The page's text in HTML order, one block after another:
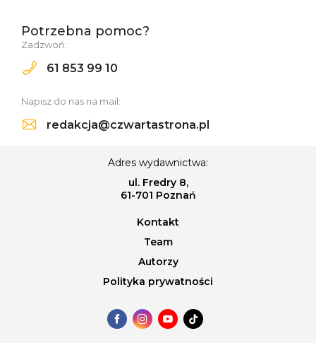
Potrzebna pomoc?
Zadzwoń:
61 853 99 10
Napisz do nas na mail:
redakcja@czwartastrona.pl
Adres wydawnictwa:
ul. Fredry 8,
61-701 Poznań
Kontakt
Team
Autorzy
Polityka prywatności